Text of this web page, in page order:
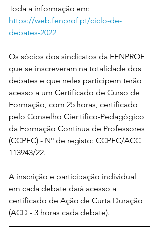
Toda a informação em:
https://web.fenprof.pt/ciclo-de-
debates-2022
Os sócios dos sindicatos da FENPROF
que se inscreveram na totalidade dos
debates e que neles participem terão
acesso a um Certificado de Curso de
Formação, com 25 horas, certificado
pelo Conselho Científico-Pedagógico
da Formação Contínua de Professores
(CCPFC) - Nº de registo: CCPFC/ACC
113943/22.
A inscrição e participação individual
em cada debate dará acesso a
certificado de Ação de Curta Duração
(ACD - 3 horas cada debate).